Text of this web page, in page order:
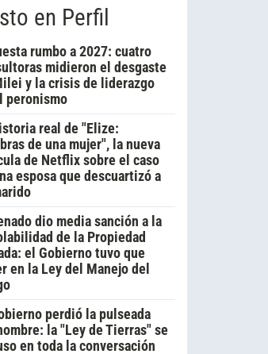
en Perfil
rumbo a 2027: cuatro
midieron el desgaste
y la crisis de liderazgo
peronismo
real de "Elize:
de una mujer", la nueva
de Netflix sobre el caso
esposa que descuartizó a
dio media sanción a la
de la Propiedad
el Gobierno tuvo que
en la Ley del Manejo del
perdió la pulseada
la "Ley de Tierras" se
en toda la conversación